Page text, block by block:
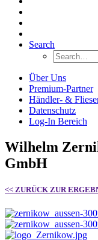
Search
Über Uns
Premium-Partner
Händler- &
Datenschutz
Log-In Bereich
Wilhelm
GmbH
<< ZURÜCK ZUR